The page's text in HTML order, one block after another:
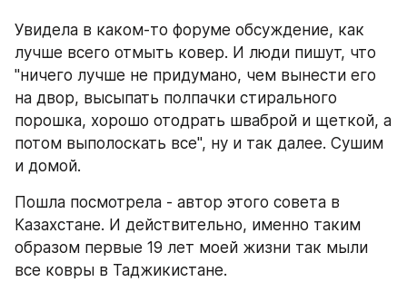
Увидела в каком-то форуме обсуждение, как
лучше всего отмыть ковер. И люди пишут, что
"ничего лучше не придумано, чем вынести его
на двор, высыпать полпачки стирального
порошка, хорошо отодрать шваброй и щеткой, а
потом выполоскать все", ну и так далее. Сушим
и домой.
Пошла посмотрела - автор этого совета в
Казахстане. И действительно, именно таким
образом первые 19 лет моей жизни так мыли
все ковры в Таджикистане.